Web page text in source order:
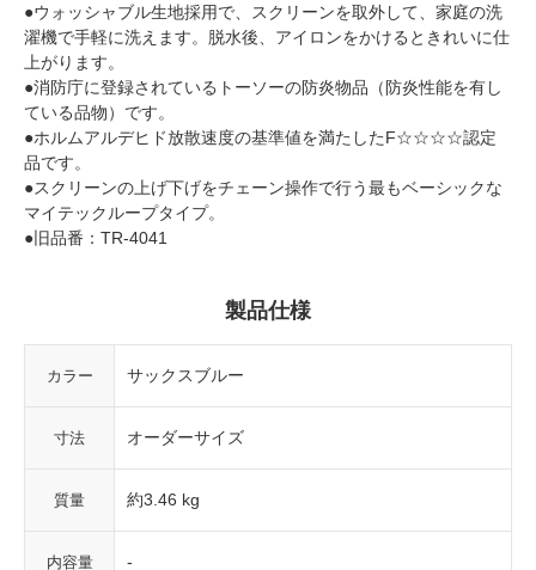
●ウォッシャブル生地採用で、スクリーンを取外して、家庭の洗
濯機で手軽に洗えます。脱水後、アイロンをかけるときれいに仕
上がります。
●消防庁に登録されているトーソーの防炎物品（防炎性能を有し
ている品物）です。
●ホルムアルデヒド放散速度の基準値を満たしたF☆☆☆☆認定
品です。
●スクリーンの上げ下げをチェーン操作で行う最もベーシックな
マイテックループタイプ。
●旧品番：TR-4041
製品仕様
カラー サックスブルー
寸法 オーダーサイズ
質量 約3.46 kg
内容量 -